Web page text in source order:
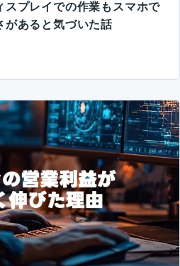
スプレイでの作業もスマホで
があると気づいた話